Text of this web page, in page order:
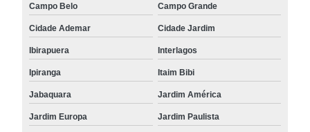
Campo Belo Campo Grande
Cidade Ademar Cidade Jardim
Ibirapuera Interlagos
Ipiranga Itaim Bibi
Jabaquara Jardim América
Jardim Europa Jardim Paulista